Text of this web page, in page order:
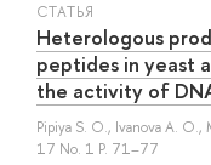
СТАТЬЯ
Heterologous
peptides in yeast
the activity of
Pipiya S. O., Ivanova A. O.,
17 No. 1 P. 71–77